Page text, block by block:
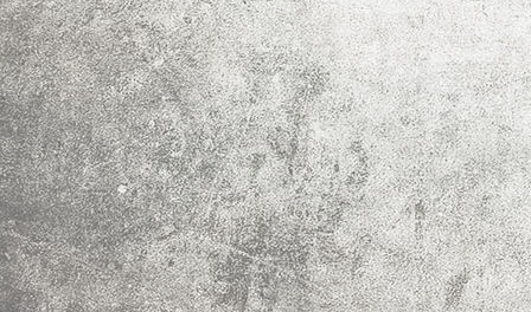
Erdbeeren Sonnentunnel